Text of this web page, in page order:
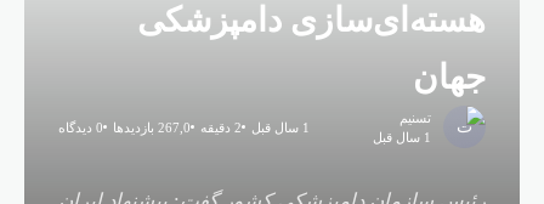
هسته‌ای‌سازی دامپزشکی
جهان
تسنیم
1 سال قبل
1 سال قبل 2 دقیقه 267,0 بازدیدها 0 دیدگاه